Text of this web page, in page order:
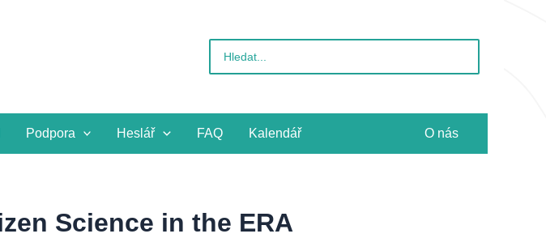
pro:
Podpora Heslář FAQ Kalendář O nás
Science in the ERA